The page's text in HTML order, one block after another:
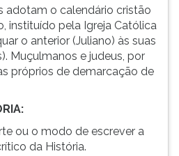
adotam o calendário cristão
instituído pela Igreja Católica
o anterior (Juliano) às suas
Muçulmanos e judeus, por
próprios de demarcação de
ou o modo de escrever a
da História.